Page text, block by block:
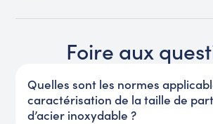
Foire aux
Quelles sont les normes
caractérisation de la taille de
d’acier inoxydable ?